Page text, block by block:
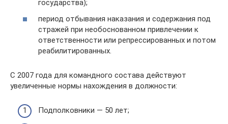
государства);
период отбывания наказания и содержания под
стражей при необоснованном привлечении к
ответственности или репрессированных и потом
реабилитированных.
С 2007 года для командного состава действуют
увеличенные нормы нахождения в должности:
Подполковники — 50 лет;